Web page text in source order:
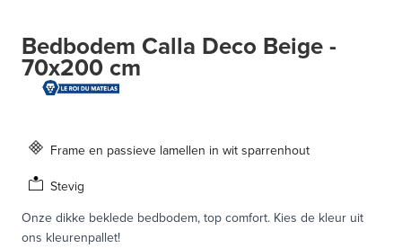
Bedbodem Calla Deco Beige -
70x200 cm
Frame en passieve lamellen in wit sparrenhout
Stevig
Onze dikke beklede bedbodem, top comfort. Kies de kleur uit
ons kleurenpallet!